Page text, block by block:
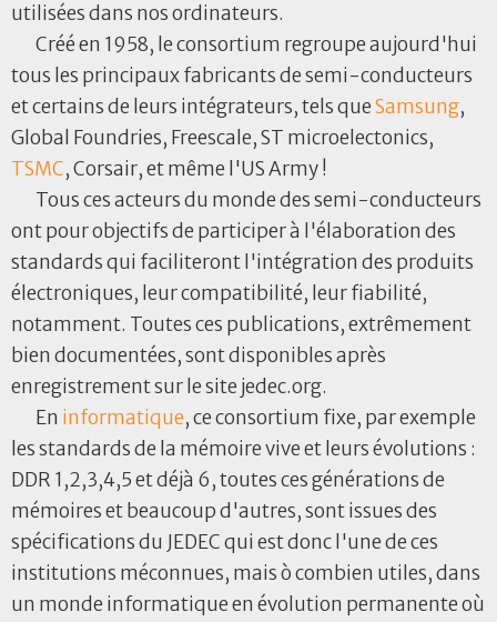
utilisées dans nos ordinateurs.
Créé en 1958, le consortium regroupe aujourd'hui
tous les principaux fabricants de semi-conducteurs
et certains de leurs intégrateurs, tels queSamsung,
Global Foundries, Freescale, ST microelectonics,
TSMC, Corsair, et même l'US Army !
Tous ces acteurs du monde des semi-conducteurs
ont pour objectifs de participer à l'élaboration des
standards qui faciliteront l'intégration des produits
électroniques, leur compatibilité, leur fiabilité,
notamment. Toutes ces publications, extrêmement
bien documentées, sont disponibles après
enregistrement sur le site jedec.org.
En informatique, ce consortium fixe, par exemple
les standards de la mémoire vive et leurs évolutions :
DDR 1,2,3,4,5 et déjà 6, toutes ces générations de
mémoires et beaucoup d'autres, sont issues des
spécifications du JEDEC qui est donc l'une de ces
institutions méconnues, mais ò combien utiles, dans
un monde informatique en évolution permanente où